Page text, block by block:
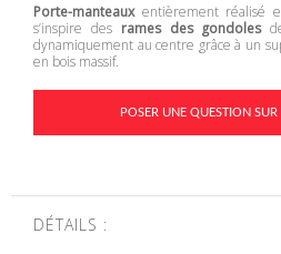
Porte-manteauxentièrement réalisé
s’inspire des rames des gondoles
dynamiquement au centre grâce à un
en bois massif.
POSER UNE QUESTION
DÉTAILS :